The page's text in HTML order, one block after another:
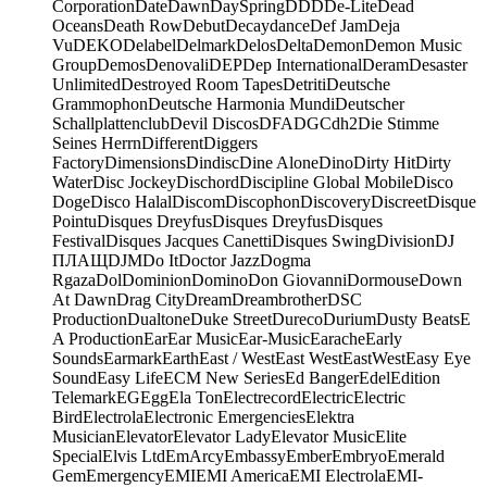
CorporationDateDawnDaySpringDDDDe-LiteDead
OceansDeath RowDebutDecaydanceDef JamDeja
VuDEKODelabelDelmarkDelosDeltaDemonDemon Music
GroupDemosDenovaliDEPDep InternationalDeramDesaster
UnlimitedDestroyed Room TapesDetritiDeutsche
GrammophonDeutsche Harmonia MundiDeutscher
SchallplattenclubDevil DiscosDFADGCdh2Die Stimme
Seines HerrnDifferentDiggers
FactoryDimensionsDindiscDine AloneDinoDirty HitDirty
WaterDisc JockeyDischordDiscipline Global MobileDisco
DogeDisco HalalDiscomDiscophonDiscoveryDiscreetDisque
PointuDisques DreyfusDisques DreyfusDisques
FestivalDisques Jacques CanettiDisques SwingDivisionDJ
ПЛАЩDJMDo ItDoctor JazzDogma
RgazaDolDominionDominoDon GiovanniDormouseDown
At DawnDrag CityDreamDreambrotherDSC
ProductionDualtoneDuke StreetDurecoDuriumDusty BeatsE
A ProductionEarEar MusicEar-MusicEaracheEarly
SoundsEarmarkEarthEast / WestEast WestEastWestEasy Eye
SoundEasy LifeECM New SeriesEd BangerEdelEdition
TelemarkEGEggEla TonElectrecordElectricElectric
BirdElectrolaElectronic EmergenciesElektra
MusicianElevatorElevator LadyElevator MusicElite
SpecialElvis LtdEmArcyEmbassyEmberEmbryoEmerald
GemEmergencyEMIEMI AmericaEMI ElectrolaEMI-